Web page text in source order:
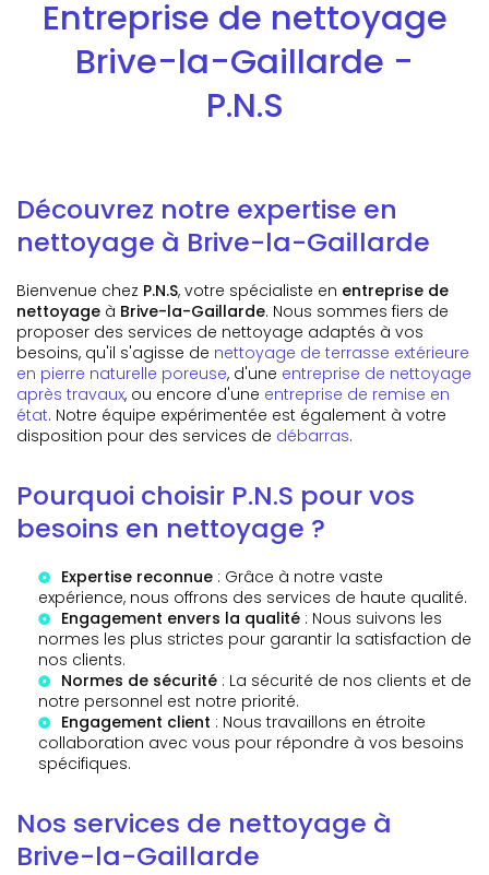
Entreprise de nettoyage
Brive-la-Gaillarde -
P.N.S
Découvrez notre expertise en
nettoyage à Brive-la-Gaillarde
Bienvenue chez P.N.S, votre spécialiste en entreprise de
nettoyage à Brive-la-Gaillarde. Nous sommes fiers de
proposer des services de nettoyage adaptés à vos
besoins, qu'il s'agisse de nettoyage de terrasse extérieure
en pierre naturelle poreuse, d'une entreprise de nettoyage
après travaux, ou encore d'une entreprise de remise en
état. Notre équipe expérimentée est également à votre
disposition pour des services de débarras.
Pourquoi choisir P.N.S pour vos
besoins en nettoyage ?
Expertise reconnue : Grâce à notre vaste
expérience, nous offrons des services de haute qualité.
Engagement envers la qualité : Nous suivons les
normes les plus strictes pour garantir la satisfaction de
nos clients.
Normes de sécurité : La sécurité de nos clients et de
notre personnel est notre priorité.
Engagement client : Nous travaillons en étroite
collaboration avec vous pour répondre à vos besoins
spécifiques.
Nos services de nettoyage à
Brive-la-Gaillarde